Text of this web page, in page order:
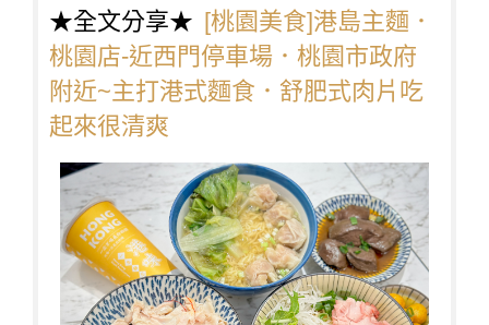
★全文分享★ [桃園美食]港島主麵．
桃園店-近西門停車場．桃園市政府
附近~主打港式麵食．舒肥式肉片吃
起來很清爽